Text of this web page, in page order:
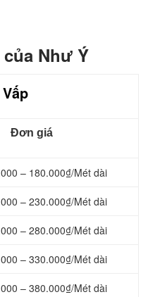
Như Ý
Đơn giá
– 180.000₫/Mét dài
– 230.000₫/Mét dài
– 280.000₫/Mét dài
– 330.000₫/Mét dài
– 380.000₫/Mét dài